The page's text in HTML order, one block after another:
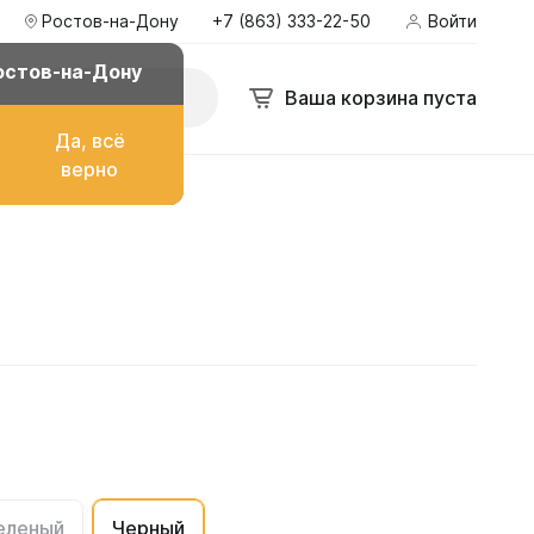
Ростов-на-Дону
на-Дону
Да, всё
верно
+7 (863) 333-22-50 Войти
Ваша корзина пуста
топлива
Черный